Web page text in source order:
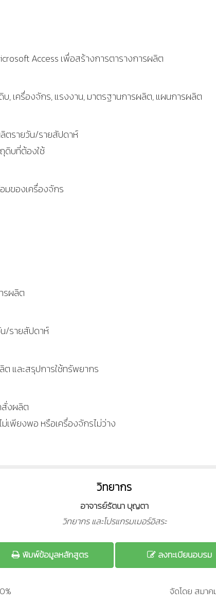
Access เพื่อสร้างการตารางการผลิต
, เครื่องจักร, แรงงาน, มาตรฐานการผลิต, แผนการผลิต
ตรายวัน/รายสัปดาห์
ดิบที่ต้องใช้
มของเครื่องจักร
รผลิต
/รายสัปดาห์
และสรุปการใช้ทรัพยากร
สั่งผลิต
เพียงพอ หรือเครื่องจักรไม่ว่าง
วิทยากร
อาจารย์รัตนา บุญตา
วิทยากร และโปรแกรมเมอร์อิสระ
พิมพ์ข้อมูลหลักสูตร ลงทะเบียนอบรม
จัดโดย สมา